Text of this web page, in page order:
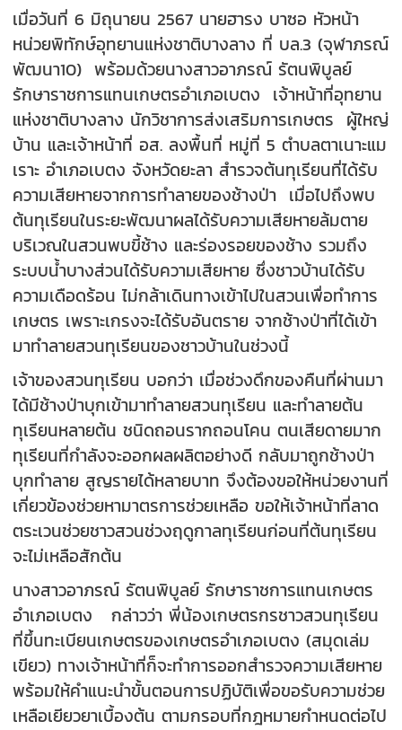
เมื่อวันที่ 6 มิถุนายน 2567 นายฮารง บาซอ หัวหน้า
หน่วยพิทักษ์อุทยานแห่งชาติบางลาง ที่ บล.3 (จุฬาภรณ์
พัฒนา10) พร้อมด้วยนางสาวอาภรณ์ รัตนพิบูลย์
รักษาราชการแทนเกษตรอำเภอเบตง เจ้าหน้าที่อุทยาน
แห่งชาติบางลาง นักวิชาการส่งเสริมการเกษตร ผู้ใหญ่
บ้าน และเจ้าหน้าที่ อส. ลงพื้นที่ หมู่ที่ 5 ตำบลตาเนาะแม
เราะ อำเภอเบตง จังหวัดยะลา สำรวจต้นทุเรียนที่ได้รับ
ความเสียหายจากการทำลายของช้างป่า เมื่อไปถึงพบ
ต้นทุเรียนในระยะพัฒนาผลได้รับความเสียหายล้มตาย
บริเวณในสวนพบขี้ช้าง และร่องรอยของช้าง รวมถึง
ระบบน้ำบางส่วนได้รับความเสียหาย ซึ่งชาวบ้านได้รับ
ความเดือดร้อน ไม่กล้าเดินทางเข้าไปในสวนเพื่อทำการ
เกษตร เพราะเกรงจะได้รับอันตราย จากช้างป่าที่ได้เข้า
มาทำลายสวนทุเรียนของชาวบ้านในช่วงนี้
เจ้าของสวนทุเรียน บอกว่า เมื่อช่วงดึกของคืนที่ผ่านมา
ได้มีช้างป่าบุกเข้ามาทำลายสวนทุเรียน และทำลายต้น
ทุเรียนหลายต้น ชนิดถอนรากถอนโคน ตนเสียดายมาก
ทุเรียนที่กำลังจะออกผลผลิตอย่างดี กลับมาถูกช้างป่า
บุกทำลาย สูญรายได้หลายบาท จึงต้องขอให้หน่วยงานที่
เกี่ยวข้องช่วยหามาตรการช่วยเหลือ ขอให้เจ้าหน้าที่ลาด
ตระเวนช่วยชาวสวนช่วงฤดูกาลทุเรียนก่อนที่ต้นทุเรียน
จะไม่เหลือสักต้น
นางสาวอาภรณ์ รัตนพิบูลย์ รักษาราชการแทนเกษตร
อำเภอเบตง กล่าวว่า พี่น้องเกษตรกรชาวสวนทุเรียน
ที่ขึ้นทะเบียนเกษตรของเกษตรอำเภอเบตง (สมุดเล่ม
เขียว) ทางเจ้าหน้าที่ก็จะทำการออกสำรวจความเสียหาย
พร้อมให้คำแนะนำขั้นตอนการปฏิบัติเพื่อขอรับความช่วย
เหลือเยียวยาเบื้องต้น ตามกรอบที่กฎหมายกำหนดต่อไป